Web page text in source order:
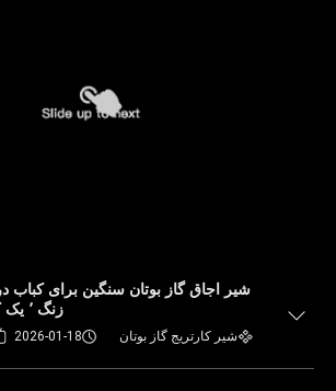
زنگ ٬ یک کانکتور جهانی یک اینچ
شیر کارتریج گاز بوتان 2026-01-18